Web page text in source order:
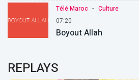
Télé Maroc - Culture
07:20
Boyout Allah
REPLAYS